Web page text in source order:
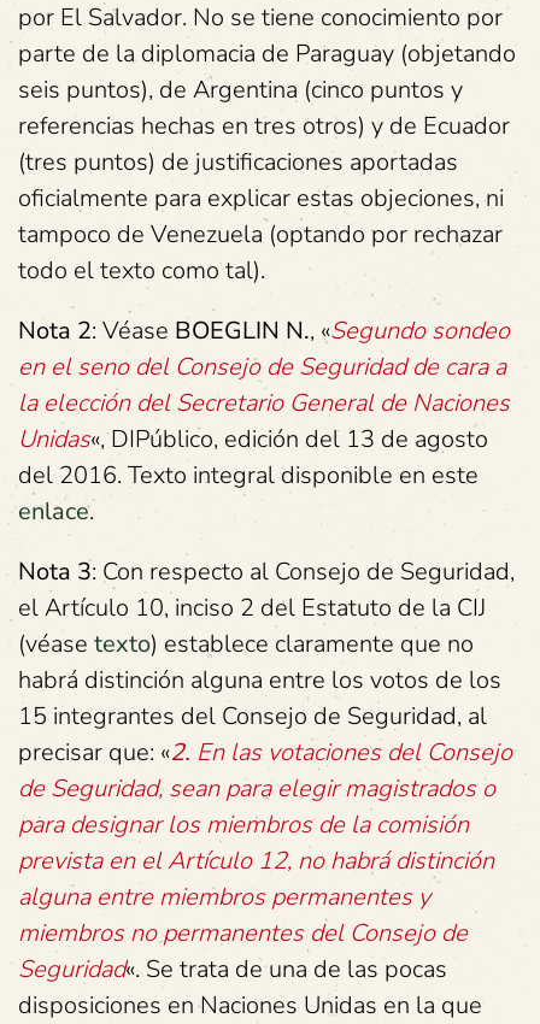
por El Salvador. No se tiene conocimiento por
parte de la diplomacia de Paraguay (objetando
seis puntos), de Argentina (cinco puntos y
referencias hechas en tres otros) y de Ecuador
(tres puntos) de justificaciones aportadas
oficialmente para explicar estas objeciones, ni
tampoco de Venezuela (optando por rechazar
todo el texto como tal).
Nota 2: Véase BOEGLIN N., «Segundo sondeo
en el seno del Consejo de Seguridad de cara a
la elección del Secretario General de Naciones
Unidas«, DIPúblico, edición del 13 de agosto
del 2016. Texto integral disponible en este
enlace.
Nota 3: Con respecto al Consejo de Seguridad,
el Artículo 10, inciso 2 del Estatuto de la CIJ
(véase texto) establece claramente que no
habrá distinción alguna entre los votos de los
15 integrantes del Consejo de Seguridad, al
precisar que: «2. En las votaciones del Consejo
de Seguridad, sean para elegir magistrados o
para designar los miembros de la comisión
prevista en el Artículo 12, no habrá distinción
alguna entre miembros permanentes y
miembros no permanentes del Consejo de
Seguridad«. Se trata de una de las pocas
disposiciones en Naciones Unidas en la que